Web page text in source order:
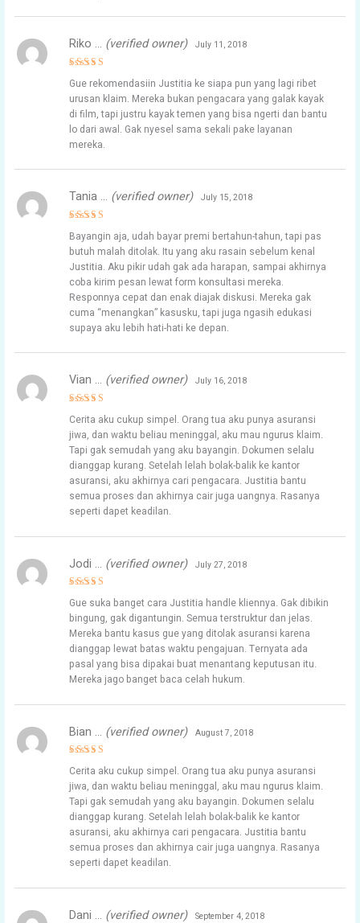
Rated
out of 5
Riko … (verified owner) July 11, 2018
Gue rekomendasiin Justitia ke siapa pun yang lagi ribet
urusan klaim. Mereka bukan pengacara yang galak kayak
di film, tapi justru kayak temen yang bisa ngerti dan bantu
lo dari awal. Gak nyesel sama sekali pake layanan
mereka.
out of 5
Tania … (verified owner) July 15, 2018
Bayangin aja, udah bayar premi bertahun-tahun, tapi pas
butuh malah ditolak. Itu yang aku rasain sebelum kenal
Justitia. Aku pikir udah gak ada harapan, sampai akhirnya
coba kirim pesan lewat form konsultasi mereka.
Responnya cepat dan enak diajak diskusi. Mereka gak
cuma “menangkan” kasusku, tapi juga ngasih edukasi
supaya aku lebih hati-hati ke depan.
5
out of 5
Vian … (verified owner) July 16, 2018
Cerita aku cukup simpel. Orang tua aku punya asuransi
jiwa, dan waktu beliau meninggal, aku mau ngurus klaim.
Tapi gak semudah yang aku bayangin. Dokumen selalu
dianggap kurang. Setelah lelah bolak-balik ke kantor
asuransi, aku akhirnya cari pengacara. Justitia bantu
semua proses dan akhirnya cair juga uangnya. Rasanya
seperti dapet keadilan.
Rated
out of 5
Jodi … (verified owner) July 27, 2018
Gue suka banget cara Justitia handle kliennya. Gak dibikin
bingung, gak digantungin. Semua terstruktur dan jelas.
Mereka bantu kasus gue yang ditolak asuransi karena
dianggap lewat batas waktu pengajuan. Ternyata ada
pasal yang bisa dipakai buat menantang keputusan itu.
Mereka jago banget baca celah hukum.
5
out of 5
Bian … (verified owner) August 7, 2018
Cerita aku cukup simpel. Orang tua aku punya asuransi
jiwa, dan waktu beliau meninggal, aku mau ngurus klaim.
Tapi gak semudah yang aku bayangin. Dokumen selalu
dianggap kurang. Setelah lelah bolak-balik ke kantor
asuransi, aku akhirnya cari pengacara. Justitia bantu
semua proses dan akhirnya cair juga uangnya. Rasanya
seperti dapet keadilan.
Dani … (verified owner) September 4, 2018